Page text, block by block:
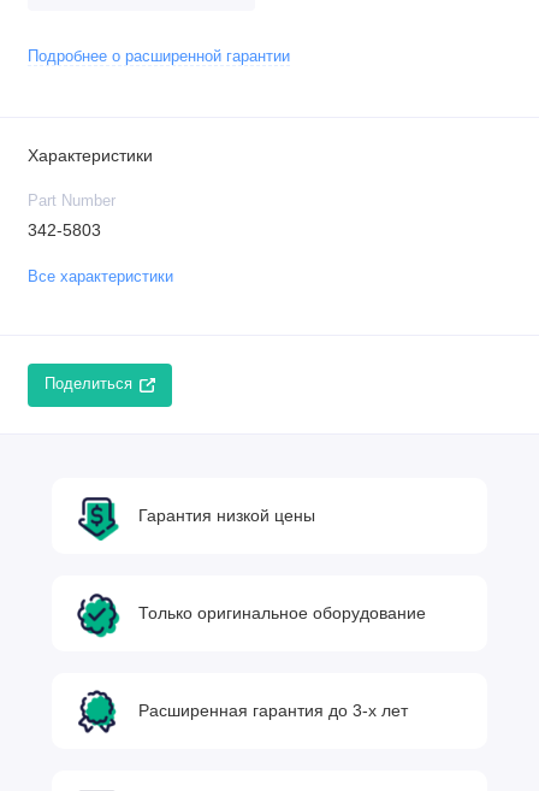
Подробнее о расширенной гарантии
Характеристики
Part Number
342-5803
Все характеристики
Поделиться
Гарантия низкой цены
Только оригинальное оборудование
Расширенная гарантия до 3-х лет